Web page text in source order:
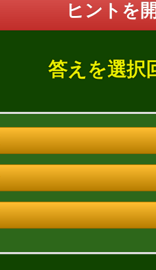
ヒントを
答えを選択